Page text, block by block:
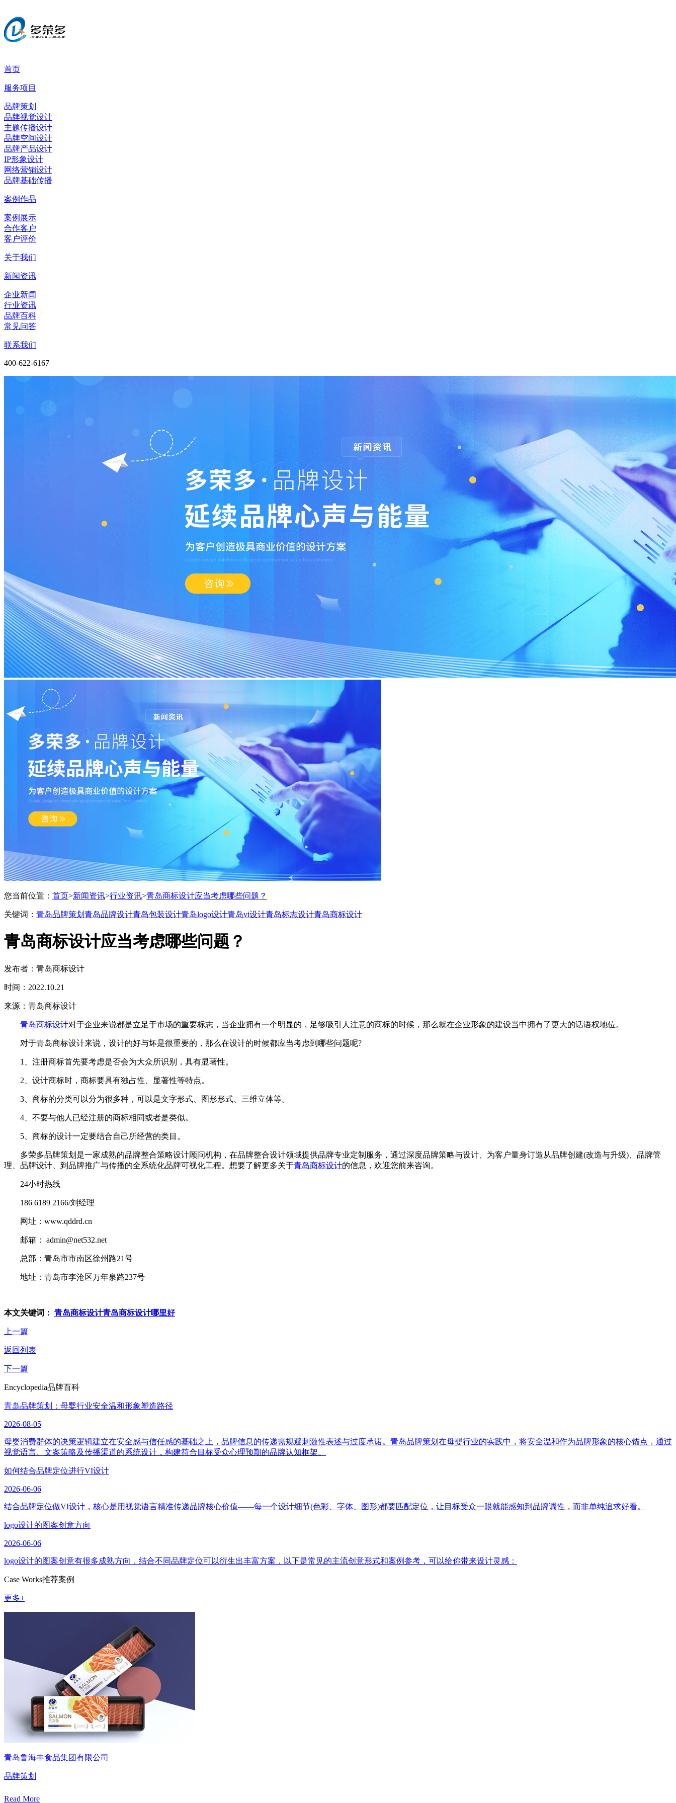
首页
服务项目
品牌策划
品牌视觉设计
主题传播设计
品牌空间设计
品牌产品设计
IP形象设计
网络营销设计
品牌基础传播
案例作品
案例展示
合作客户
客户评价
关于我们
新闻资讯
企业新闻
行业资讯
品牌百科
常见问答
联系我们
400-622-6167
您当前位置： 首页>新闻资讯>行业资讯>青岛商标设计应当考虑哪些问题？
关键词： 青岛品牌策划 青岛品牌设计青岛包装设计青岛logo设计青岛vi设计青岛标志设计青岛商标设计
青岛商标设计应当考虑哪些问题？
发布者：青岛商标设计
时间：2022.10.21
来源：青岛商标设计
青岛商标设计对于企业来说都是立足于市场的重要标志，当企业拥有一个明显的，足够吸引人注意的商标的时候，那么就在企业形象的建设当中拥有了更大的话语权地位。
对于青岛商标设计来说，设计的好与坏是很重要的，那么在设计的时候都应当考虑到哪些问题呢?
1、注册商标首先要考虑是否会为大众所识别，具有显著性。
2、设计商标时，商标要具有独占性、显著性等特点。
3、商标的分类可以分为很多种，可以是文字形式、图形形式、三维立体等。
4、不要与他人已经注册的商标相同或者是类似。
5、商标的设计一定要结合自己所经营的类目。
多荣多品牌策划是一家成熟的品牌整合策略设计顾问机构，在品牌整合设计领域提供品牌专业定制服务，通过深度品牌策略与设计、为客户量身订造从品牌创建(改造与升级)、品牌管
理、品牌设计、到品牌推广与传播的全系统化品牌可视化工程。想要了解更多关于青岛商标设计的信息，欢迎您前来咨询。
24小时热线
186 6189 2166/刘经理
网址：www.qddrd.cn
邮箱： admin@net532.net
总部：青岛市市南区徐州路21号
地址：青岛市李沧区万年泉路237号
本文关键词： 青岛商标设计青岛商标设计哪里好
上一篇
返回列表
下一篇
Encyclopedia品牌百科
青岛品牌策划：母婴行业安全温和形象塑造路径
2026-08-05
母婴消费群体的决策逻辑建立在安全感与信任感的基础之上，品牌信息的传递需规避刺激性表述与过度承诺。青岛品牌策划在母婴行业的实践中，将安全温和作为品牌形象的核心锚点，通过
视觉语言、文案策略及传播渠道的系统设计，构建符合目标受众心理预期的品牌认知框架。
如何结合品牌定位进行VI设计
2026-06-06
结合品牌定位做VI设计，核心是用视觉语言精准传递品牌核心价值——每一个设计细节(色彩、字体、图形)都要匹配定位，让目标受众一眼就能感知到品牌调性，而非单纯追求好看。
logo设计的图案创意方向
2026-06-06
logo设计的图案创意有很多成熟方向，结合不同品牌定位可以衍生出丰富方案，以下是常见的主流创意形式和案例参考，可以给你带来设计灵感：
Case Works推荐案例
更多+
青岛鲁海丰食品集团有限公司
品牌策划
Read More